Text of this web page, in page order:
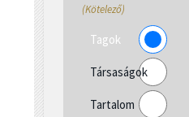
(Kötelező)
Tagok
Társaságok
Tartalom